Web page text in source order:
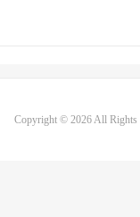
Copyright © 2026 All